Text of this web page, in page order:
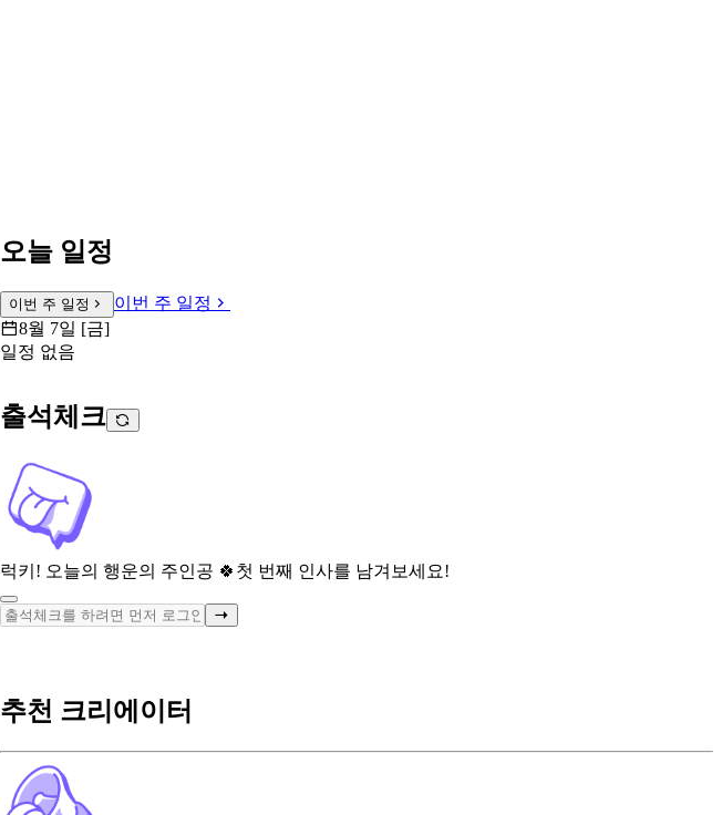
오늘 일정
이번 주 일정
이번 주 일정
8월 7일 [금]
일정 없음
출석체크
럭키! 오늘의 행운의 주인공 🍀 첫 번째 인사를 남겨보세요!
추천 크리에이터